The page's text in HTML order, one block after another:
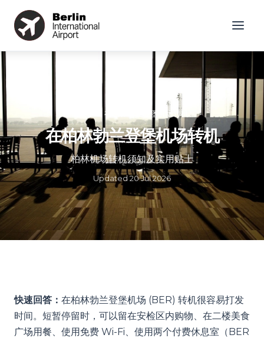
在柏林勃兰登堡机场转机
在柏林勃兰登堡机场转机
柏林机场转机须知及实用贴士
Updated20 Jul 2026
快速回答： 在柏林勃兰登堡机场 (BER) 转机很容易打发
时间。短暂停留时，可以留在安检区内购物、在二楼美食
广场用餐、使用免费 Wi-Fi、使用两个付费休息室（BER